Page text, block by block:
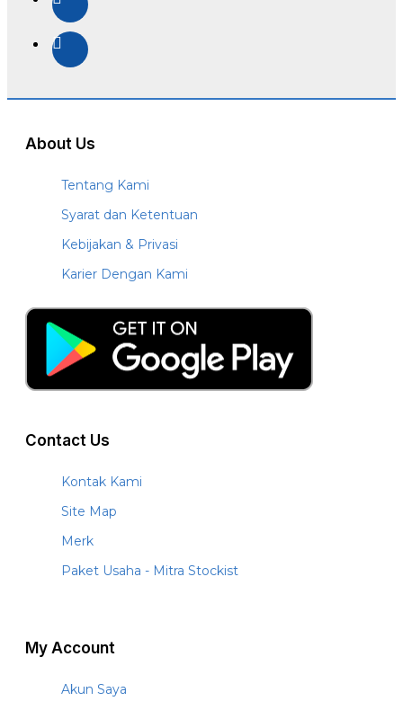
About Us
Tentang Kami
Syarat dan Ketentuan
Kebijakan & Privasi
Karier Dengan Kami
Contact Us
Kontak Kami
Site Map
Merk
Paket Usaha - Mitra Stockist
My Account
Akun Saya